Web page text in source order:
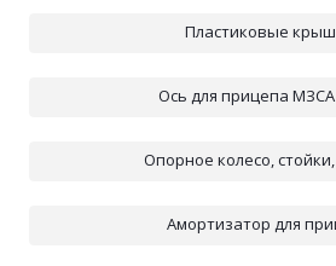
Пластиковые
Ось для прицепа МЗСА
Опорное колесо,
Амортизатор для